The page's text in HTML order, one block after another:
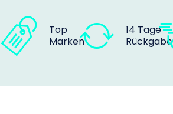
Top
Marken
14 Tage
Rückgabe